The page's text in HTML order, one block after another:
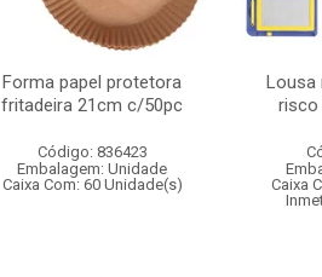
Forma papel protetora
fritadeira 21cm c/50pc
Código: 836423
Embalagem: Unidade
Caixa Com: 60 Unidade(s)
Lousa
risco
Caixa